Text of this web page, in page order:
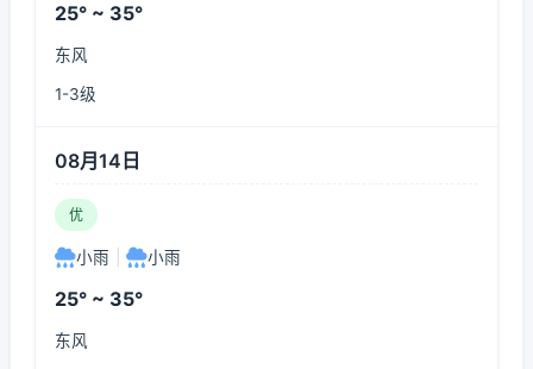
25° ~ 35°
东风
1-3级
08月14日
优
小雨 小雨
25° ~ 35°
东风